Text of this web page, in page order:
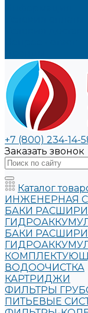
+7 (800) 234-14-
Заказать звонок
Каталог
ИНЖЕНЕРНАЯ
БАКИ
БАКИ
ВОДООЧИСТКА
КАРТРИДЖИ
ФИЛЬТРЫ
ПИТЬЕВЫЕ